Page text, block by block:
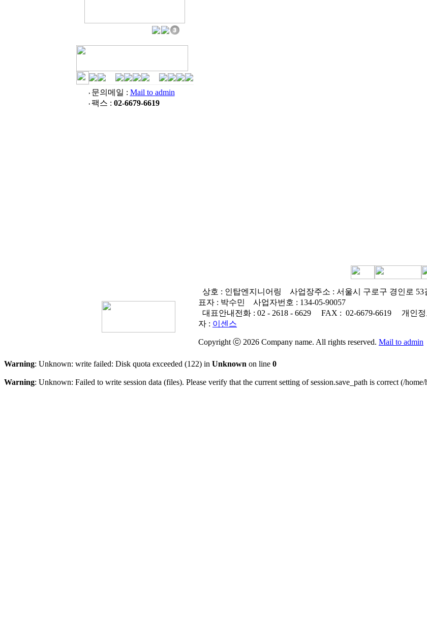
문의메일 : Mail to admin
팩스 : 02-6679-6619
상호 : 인탑엔지니어링 사업장주소 : 서울시 구로구 경인로
표자 : 박수민
사업자번호 : 134-05-90057
대표안내전화 : 02 - 2618 - 6629 FAX : 02-6679-6619 개인
자 : 이센스
Copyright ⓒ 2026 Company name. All rights reserved. Mail to admin
Warning: Unknown: write failed: Disk quota exceeded (122) in Unknown on line 0
Warning: Unknown: Failed to write session data (files). Please verify that the current setting of session.save_path is correct (/